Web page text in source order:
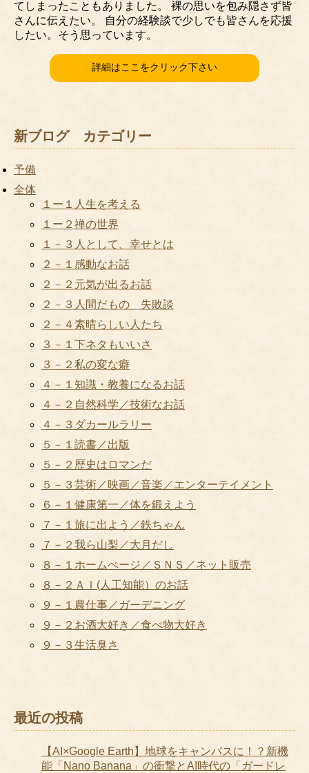
てしまったこともありました。 裸の思いを包み隠さず皆
さんに伝えたい。 自分の経験談で少しでも皆さんを応援
したい。そう思っています。
詳細はここをクリック下さい
新ブログ カテゴリー
予備
全体
１ー１人生を考える
１ー２禅の世界
１－３人として、幸せとは
２－１感動なお話
２－２元気が出るお話
２－３人間だもの 失敗談
２－４素晴らしい人たち
３－１下ネタもいいさ
３－２私の変な癖
４－１知識・教養になるお話
４－２自然科学／技術なお話
４－３ダカールラリー
５－１読書／出版
５－２歴史はロマンだ
５－３芸術／映画／音楽／エンターテイメント
６－１健康第一／体を鍛えよう
７－１旅に出よう／鉄ちゃん
７－２我ら山梨／大月だし
８－１ホームぺージ／ＳＮＳ／ネット販売
８－２ＡＩ(人工知能）のお話
９－１農仕事／ガーデニング
９－２お酒大好き／食べ物大好き
９－３生活臭さ
最近の投稿
【AI×Google Earth】地球をキャンバスに！？新機
能「Nano Banana」の衝撃とAI時代の「ガードレ